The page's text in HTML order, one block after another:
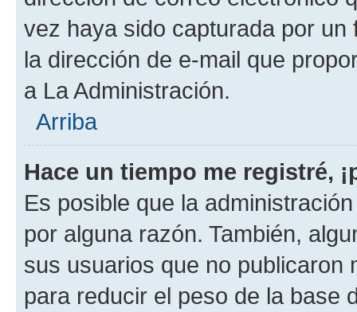
vez haya sido capturada por
la dirección de e-mail que
a La Administración.
Arriba
Hace un tiempo me registré,
Es posible que la
por alguna razón. También,
sus usuarios que no publicaron
para reducir el peso de la base